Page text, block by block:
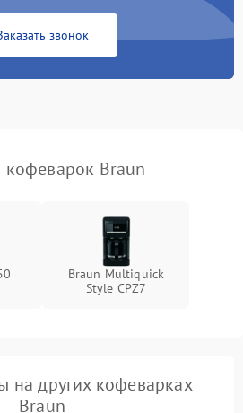
звонок
Braun
Braun Multiquick
Style CPZ7
на других кофеварках
Braun